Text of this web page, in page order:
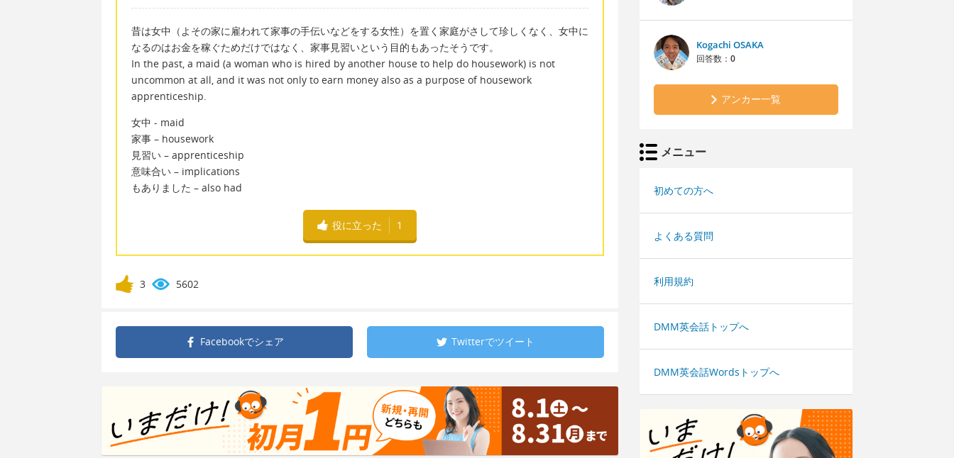
昔は女中（よその家に雇われて家事の手伝いなどをする女性）を置く家庭がさして珍しくなく、女中に
なるのはお金を稼ぐためだけではなく、家事見習いという目的もあったそうです。
In the past, a maid (a woman who is hired by another house to help do housework) is not
uncommon at all, and it was not only to earn money also as a purpose of housework
apprenticeship.
女中 - maid
家事 – housework
見習い – apprenticeship
意味合い – implications
もありました – also had
役に立った 1
3 5602
Facebookでシェア Twitterでツイート
Kogachi OSAKA
回答数： 0
アンカー一覧
メニュー
初めての方へ
よくある質問
利用規約
DMM英会話トップへ
DMM英会話Wordsトップへ